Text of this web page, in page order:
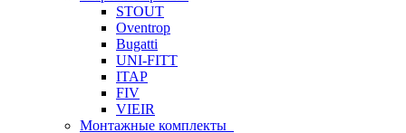
STOUT
Oventrop
Bugatti
UNI-FITT
ITAP
FIV
VIEIR
Монтажные комплекты